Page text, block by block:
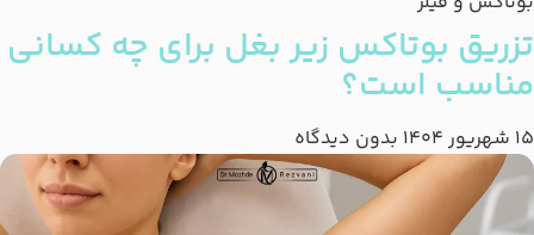
تزریق بوتاکس زیر بغل برای چه کسانی
مناسب است؟
15 شهریور 1404 بدون دیدگاه